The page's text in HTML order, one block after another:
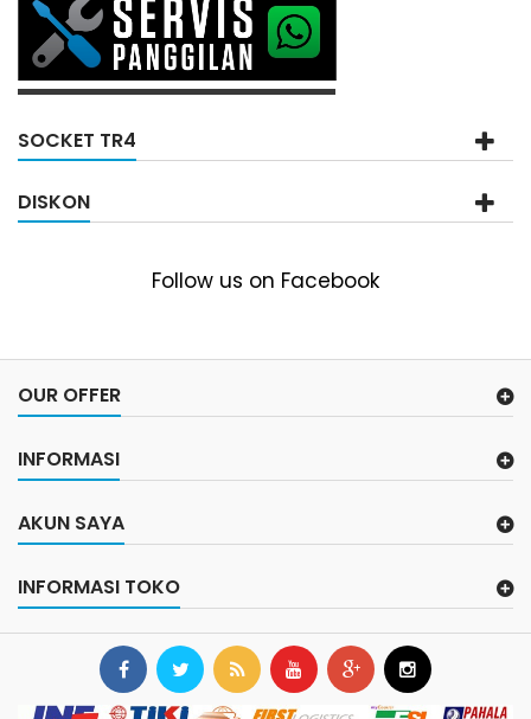
SOCKET TR4
DISKON
Follow us on Facebook
OUR OFFER
INFORMASI
AKUN SAYA
INFORMASI TOKO